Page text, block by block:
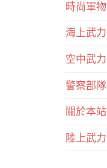
時尚軍物
海上武力
空中武力
警察部隊
關於本站
陸上武力